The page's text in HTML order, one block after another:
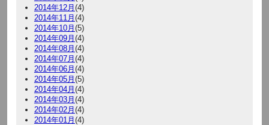
2014年12月 (4)
2014年11月 (4)
2014年10月 (5)
2014年09月 (4)
2014年08月 (4)
2014年07月 (4)
2014年06月 (4)
2014年05月 (5)
2014年04月 (4)
2014年03月 (4)
2014年02月 (4)
2014年01月 (4)